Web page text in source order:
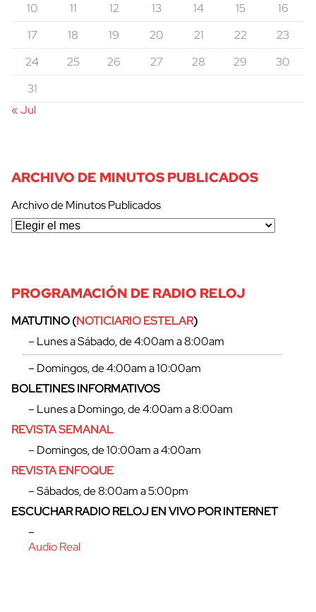
cerrar
10
11 12 13 14 15
16
17
18 19 20 21 22
23
24
25 26 27 28 29
30
31
« Jul
ARCHIVO DE MINUTOS PUBLICADOS
Archivo de Minutos Publicados
PROGRAMACIÓN DE RADIO RELOJ
MATUTINO (NOTICIARIO ESTELAR)
– Lunes a Sábado, de 4:00am a 8:00am
– Domingos, de 4:00am a 10:00am
BOLETINES INFORMATIVOS
– Lunes a Domingo, de 4:00am a 8:00am
REVISTA SEMANAL
– Domingos, de 10:00am a 4:00am
REVISTA ENFOQUE
– Sábados, de 8:00am a 5:00pm
ESCUCHAR RADIO RELOJ EN VIVO POR INTERNET
–
Audio Real